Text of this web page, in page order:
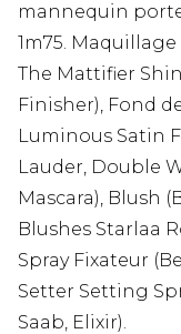
mannequin
1m75.
The Mattifier
Finisher), Fond
Luminous Satin
Lauder, Double
Mascara), Blush
Blushes Starlaa
Spray Fixateur
Setter Setting
Saab, Elixir).